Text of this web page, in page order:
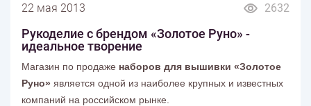
2632
22 мая 2013
Рукоделие с брендом «Золотое Руно» -
идеальное творение
Магазин по продаже наборов для вышивки «Золотое
Руно» является одной из наиболее крупных и известных
компаний на российском рынке.